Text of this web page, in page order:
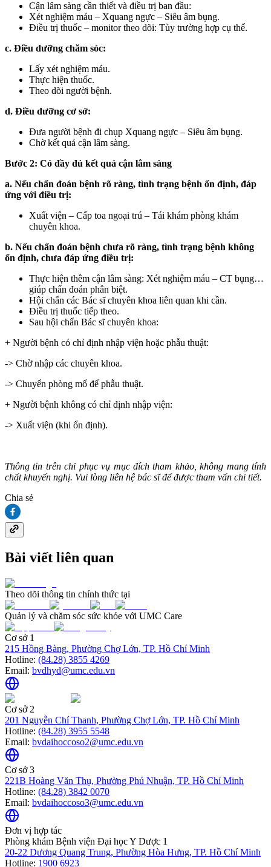
Cận lâm sàng cần thiết và điều trị ban đầu:
Xét nghiệm máu – Xquang ngực – Siêu âm bụng.
Điều trị thuốc – monitor theo dõi: Tùy trường hợp cụ thể.
c. Điều dưỡng chăm sóc:
Lấy xét nghiệm máu.
Thực hiện thuốc.
Theo dõi người bệnh.
d. Điều dưỡng cơ sở:
Đưa người bệnh đi chụp Xquang ngực – Siêu âm bụng.
Chờ kết quả cận lâm sàng.
Bước 2: Có đầy đủ kết quả cận lâm sàng
a. Nếu chẩn đoán bệnh rõ ràng, tình trạng bệnh ổn định, đáp
ứng với điều trị:
Xuất viện – Cấp toa ngoại trú – Tái khám phòng khám
chuyên khoa.
b. Nếu chẩn đoán bệnh chưa rõ ràng, tình trạng bệnh không
ổn định, chưa đáp ứng điều trị:
Thực hiện thêm cận lâm sàng: Xét nghiệm máu – CT bụng…
giúp chẩn đoán phân biệt.
Hội chẩn các Bác sĩ chuyên khoa liên quan khi cần.
Điều trị thuốc tiếp theo.
Sau hội chẩn Bác sĩ chuyên khoa:
+ Người bệnh có chỉ định nhập viện hoặc phẫu thuật:
-> Chờ nhập các chuyên khoa.
-> Chuyển phòng mổ để phẫu thuật.
+ Người bệnh không có chỉ định nhập viện:
-> Xuất viện (khi ổn định).
Thông tin trên chỉ phục vụ mục đích tham khảo, không mang tính
chất khuyến nghị. Vui lòng liên hệ bác sĩ để được tham vấn chi tiết.
Chia sẻ
Bài viết liên quan
Theo dõi thông tin chính thức tại
Quản lý và chăm sóc sức khỏe với UMC Care
Cơ sở 1
215 Hồng Bàng, Phường Chợ Lớn, TP. Hồ Chí Minh
Hotline: (84.28) 3855 4269
Email: bvdhyd@umc.edu.vn
Cơ sở 2
201 Nguyễn Chí Thanh, Phường Chợ Lớn, TP. Hồ Chí Minh
Hotline: (84.28) 3955 5548
Email: bvdaihoccoso2@umc.edu.vn
Cơ sở 3
221B Hoàng Văn Thụ, Phường Phú Nhuận, TP. Hồ Chí Minh
Hotline: (84.28) 3842 0070
Email: bvdaihoccoso3@umc.edu.vn
Đơn vị hợp tác
Phòng khám Bệnh viện Đại học Y Dược 1
20-22 Dương Quang Trung, Phường Hòa Hưng, TP. Hồ Chí Minh
Hotline: 1900 6923